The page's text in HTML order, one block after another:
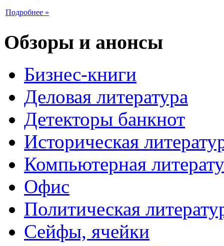
Подробнее »
Обзоры и анонсы
Бизнес-книги
Деловая литература
Детекторы банкнот
Историческая
Компьютерная
Офис
Политическая
Сейфы, ячейки